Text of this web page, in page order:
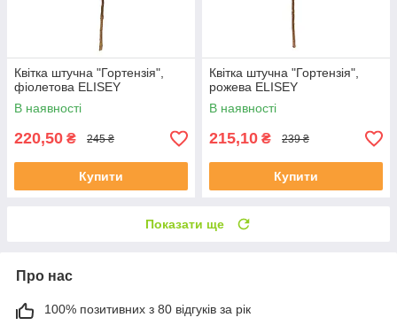
Квітка штучна "Гортензія",
фіолетова ELISEY
В наявності
220,50 ₴ 245 ₴
Купити
Квітка штучна "Гортензія",
рожева ELISEY
В наявності
215,10 ₴ 239 ₴
Купити
Показати ще
Про нас
100% позитивних з 80 відгуків за рік